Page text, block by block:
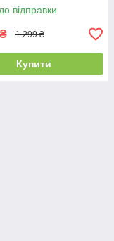
відправки
₴ 1 299 ₴
Купити